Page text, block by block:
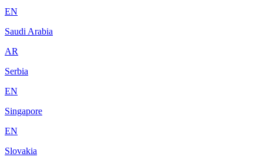
EN
Saudi Arabia
AR
Serbia
EN
Singapore
EN
Slovakia